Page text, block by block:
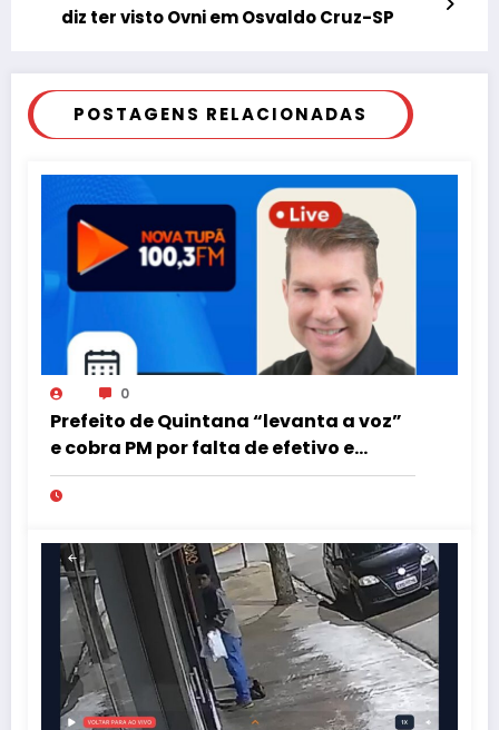
diz ter visto Ovni em Osvaldo Cruz-SP
POSTAGENS RELACIONADAS
0
Prefeito de Quintana “levanta a voz”
e cobra PM por falta de efetivo e
viaturas na região